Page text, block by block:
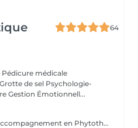
64
médicale
de sel Psychologie-
Gestion Émotionnell...
Pharmacologie raisonnée et accompagnement en Phytothérapie. Spécialisée en orthopodologie. Mycose, verrue, ongle incarné, mal perforant,...